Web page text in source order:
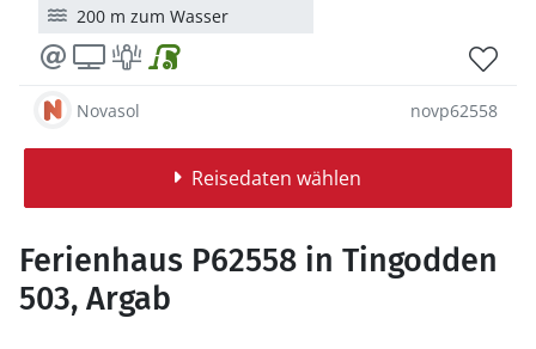
200 m zum Wasser
Novasol novp62558
Reisedaten wählen
Ferienhaus P62558 in Tingodden
503, Argab